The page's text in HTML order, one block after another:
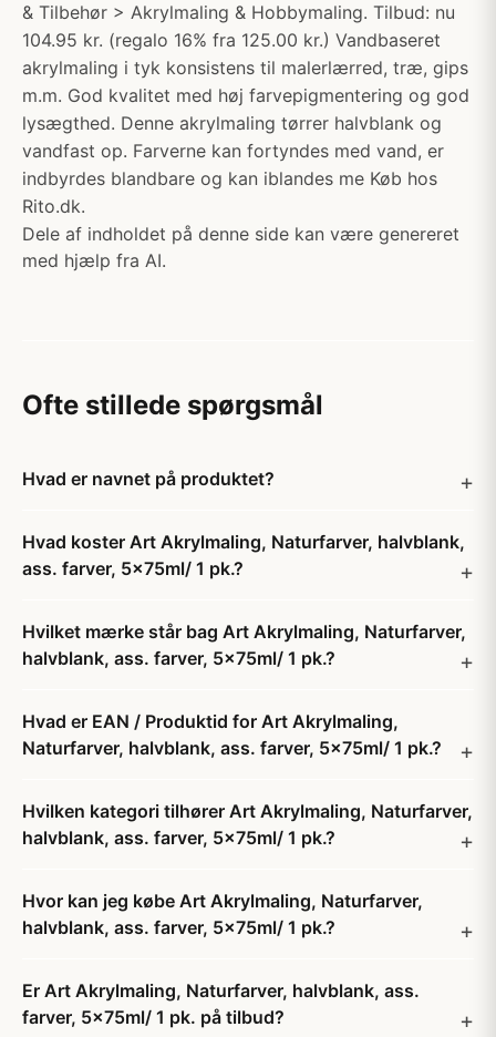
& Tilbehør > Akrylmaling & Hobbymaling. Tilbud: nu
104.95 kr. (regalo 16% fra 125.00 kr.) Vandbaseret
akrylmaling i tyk konsistens til malerlærred, træ, gips
m.m. God kvalitet med høj farvepigmentering og god
lysægthed. Denne akrylmaling tørrer halvblank og
vandfast op. Farverne kan fortyndes med vand, er
indbyrdes blandbare og kan iblandes me Køb hos
Rito.dk.
Dele af indholdet på denne side kan være genereret
med hjælp fra AI.
Ofte stillede spørgsmål
Hvad er navnet på produktet?
Hvad koster Art Akrylmaling, Naturfarver, halvblank,
ass. farver, 5x75ml/ 1 pk.?
Hvilket mærke står bag Art Akrylmaling, Naturfarver,
halvblank, ass. farver, 5x75ml/ 1 pk.?
Hvad er EAN / Produktid for Art Akrylmaling,
Naturfarver, halvblank, ass. farver, 5x75ml/ 1 pk.?
Hvilken kategori tilhører Art Akrylmaling, Naturfarver,
halvblank, ass. farver, 5x75ml/ 1 pk.?
Hvor kan jeg købe Art Akrylmaling, Naturfarver,
halvblank, ass. farver, 5x75ml/ 1 pk.?
Er Art Akrylmaling, Naturfarver, halvblank, ass.
farver, 5x75ml/ 1 pk. på tilbud?